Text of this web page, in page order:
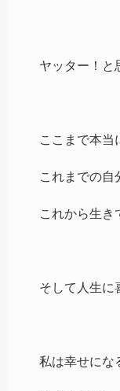
ヤッター！と
ここまで本当
これまでの自
これから生き
そして人生に
私は幸せにな